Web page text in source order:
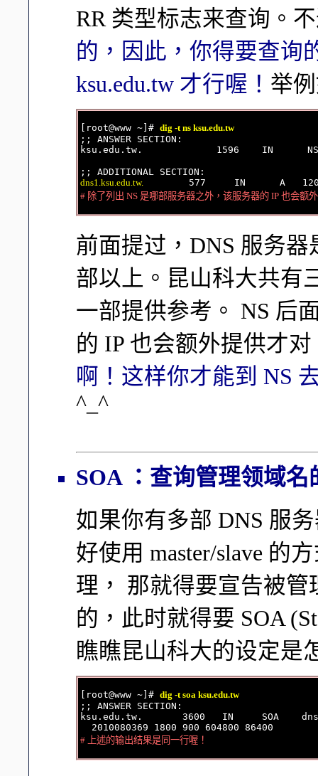
RR 类型标志来查询。
的，因此，你得要查询
ksu.edu.tw 才行喔！ 举
[root@www ~]# dig -t ns ksu.edu.tw
;; ANSWER SECTION:
ksu.edu.tw.             1596    IN
dns1.ksu.edu.tw.
# 除了列出 NS 是哪部服务器之外，该服务器的 IP 也会额
前面提过，DNS 服务
部以上。昆山科大共有
一部提供参考。 NS 后
的 IP 也会额外提供才对
啊！这样你才能到 NS
^_^
SOA ：查询管理领域
如果你有多部 DNS 服
好使用 master/slave 的
理， 那就得要宣告被管
的，此时就得要 SOA
瞧瞧昆山科大的设定是
[root@www ~]# dig -t soa ksu.edu.tw
;; ANSWER SECTION:
ksu.edu.tw.       3600   IN     SOA
# 上述的输出结果是同一行喔！